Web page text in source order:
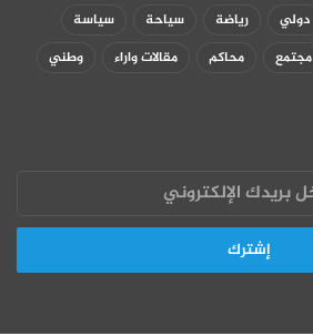
دولي رياضة سياحة
سياسة
مجتمع محاكم مقالات واراء وطني